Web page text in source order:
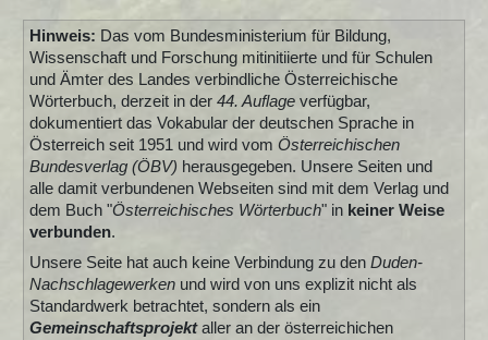
Hinweis: Das vom Bundesministerium für Bildung,
Wissenschaft und Forschung mitinitiierte und für Schulen
und Ämter des Landes verbindliche Österreichische
Wörterbuch, derzeit in der 44. Auflageverfügbar,
dokumentiert das Vokabular der deutschen Sprache in
Österreich seit 1951 und wird vom Österreichischen
Bundesverlag (ÖBV) herausgegeben. Unsere Seiten und
alle damit verbundenen Webseiten sind mit dem Verlag und
dem Buch "Österreichisches Wörterbuch" in keiner Weise
verbunden.
Unsere Seite hat auch keine Verbindung zu den Duden-
Nachschlagewerkenund wird von uns explizit nicht als
Standardwerk betrachtet, sondern als ein
Gemeinschaftsprojektaller an der österreichichen